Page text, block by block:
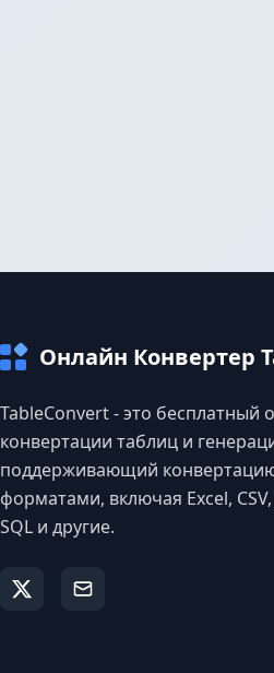
Онлайн Конвертер
TableConvert - это бесплатный
конвертации таблиц и
поддерживающий
форматами, включая Excel,
SQL и другие.